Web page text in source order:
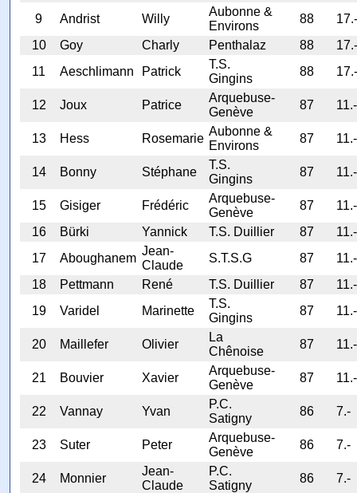
9 Andrist Willy
Aubonne &
Environs
88
17.-
10
Goy Charly Penthalaz 88
17.-
11
Aeschlimann Patrick
T.S.
Gingins
88 17.-
12 Joux Patrice
Arquebuse-
Genève
87 11.-
13 Hess Rosemarie
Aubonne &
Environs
87 11.-
14 Bonny Stéphane
T.S.
Gingins
87 11.-
15 Gisiger Frédéric
Arquebuse-
Genève
87
11.-
16
Bürki Yannick T.S. Duillier 87
11.-
17
Aboughanem
Jean-
Claude
S.T.S.G 87
11.-
18
Pettmann René T.S. Duillier 87
11.-
19
Varidel Marinette
T.S.
Gingins
87 11.-
20 Maillefer Olivier
La
Chênoise
87 11.-
21 Bouvier Xavier
Arquebuse-
Genève
87 11.-
22 Vannay Yvan
P.C.
Satigny
86 7.-
23 Suter Peter
Arquebuse-
Genève
86 7.-
24 Monnier
Jean-
Claude
P.C.
Satigny
86 7.-